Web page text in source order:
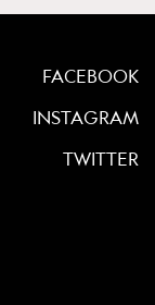
FACEBOOK
INSTAGRAM
TWITTER